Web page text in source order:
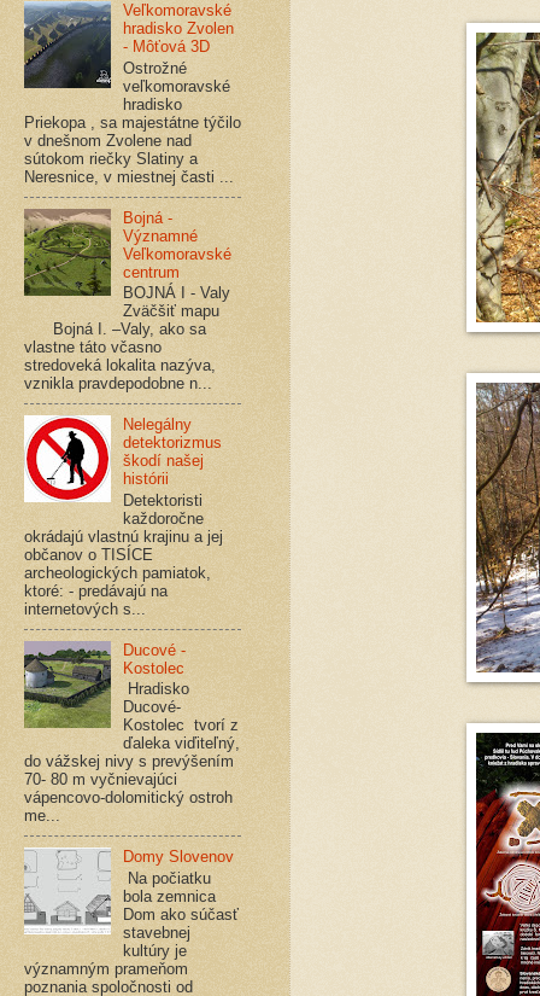
Veľkomoravské
hradisko Zvolen
- Môťová 3D
Ostrožné
veľkomoravské
hradisko
Priekopa , sa majestátne týčilo
v dnešnom Zvolene nad
sútokom riečky Slatiny a
Neresnice, v miestnej časti ...
Bojná -
Významné
Veľkomoravské
centrum
BOJNÁ I - Valy
Zväčšiť mapu
Bojná I. –Valy, ako sa
vlastne táto včasno
stredoveká lokalita nazýva,
vznikla pravdepodobne n...
Nelegálny
detektorizmus
škodí našej
histórii
Detektoristi
každoročne
okrádajú vlastnú krajinu a jej
občanov o TISÍCE
archeologických pamiatok,
ktoré: - predávajú na
internetových s...
Ducové -
Kostolec
Hradisko
Ducové-
Kostolec tvorí z
ďaleka viďiteľný,
do vážskej nivy s prevýšením
70- 80 m vyčnievajúci
vápencovo-dolomitický ostroh
me...
Domy Slovenov
Na počiatku
bola zemnica
Dom ako súčasť
stavebnej
kultúry je
významným prameňom
poznania spoločnosti od